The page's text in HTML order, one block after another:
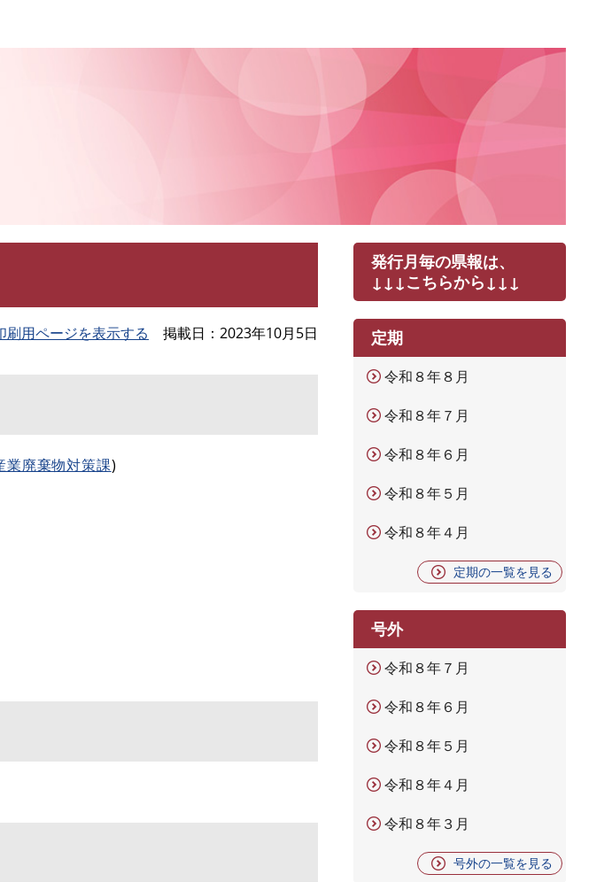
刷用ページを表示する 掲載日 2023年10月5日
業廃棄物対策課)
発行月毎の県報は、
↓↓↓こちらから↓↓↓
定期
令和８年８月
令和８年７月
令和８年６月
令和８年５月
令和８年４月
定期の一覧を見る
号外
令和８年７月
令和８年６月
令和８年５月
令和８年４月
令和８年３月
号外の一覧を見る